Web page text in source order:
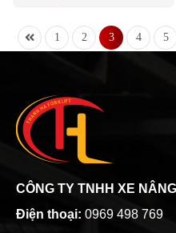
1 2 3 4 5
CÔNG TY TNHH XE
Điện thoại: 0969 498 769